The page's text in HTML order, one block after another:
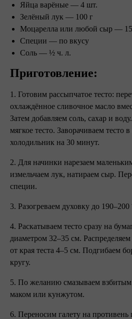
Яйца варёные — 4 шт.
Зелёный лук — 100 г
Моцарелла или любой сыр —
Специи — по вкусу
Соль — ½ ч. л.
Приготовление:
1. Готовим рассыпчатое тесто:
охлаждённое сливочное масло
Затем добавляем соль, сахар и
мягкое тесто. Заворачиваем тесто
холодильник на 30 минут.
2. Для начинки нарезаем
измельчаем лук, натираем сыр.
специи.
3. Разогреваем духовку до 190–200
4. Раскатываем тесто сразу на
диаметром 32–35 см.
от края теста 4–5 см. Подгибаем
кругу.
5. По желанию смазываем
маком или кунжутом.
6. Переносим галету на противень